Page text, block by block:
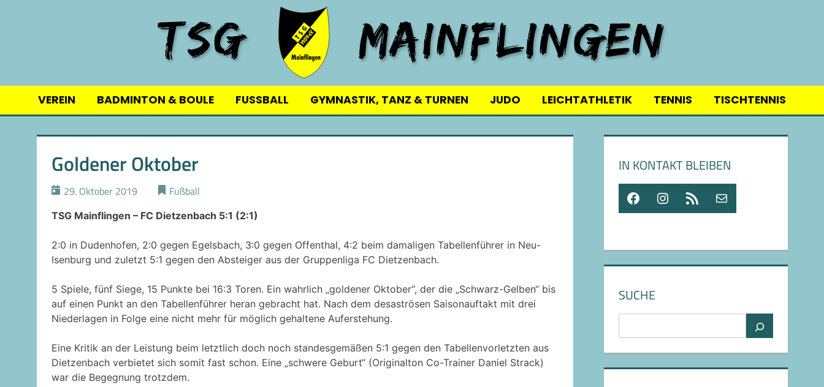
VEREIN BADMINTON & BOULE FUSSBALL GYMNASTIK, TANZ & TURNEN JUDO LEICHTATHLETIK TENNIS TISCHTENNIS
Goldener Oktober
29. Oktober 2019 Fußball
TSG Mainflingen – FC Dietzenbach 5:1 (2:1)
2:0 in Dudenhofen, 2:0 gegen Egelsbach, 3:0 gegen Offenthal, 4:2 beim damaligen Tabellenführer in Neu-
Isenburg und zuletzt 5:1 gegen den Absteiger aus der Gruppenliga FC Dietzenbach.
5 Spiele, fünf Siege, 15 Punkte bei 16:3 Toren. Ein wahrlich „goldener Oktober“, der die „Schwarz-Gelben“ bis
auf einen Punkt an den Tabellenführer heran gebracht hat. Nach dem desaströsen Saisonauftakt mit drei
Niederlagen in Folge eine nicht mehr für möglich gehaltene Auferstehung.
Eine Kritik an der Leistung beim letztlich doch noch standesgemäßen 5:1 gegen den Tabellenvorletzten aus
Dietzenbach verbietet sich somit fast schon. Eine „schwere Geburt“ (Originalton Co-Trainer Daniel Strack)
war die Begegnung trotzdem.
IN KONTAKT BLEIBEN
Facebook
Instagram
RSS-FeedE-Mail
SUCHE